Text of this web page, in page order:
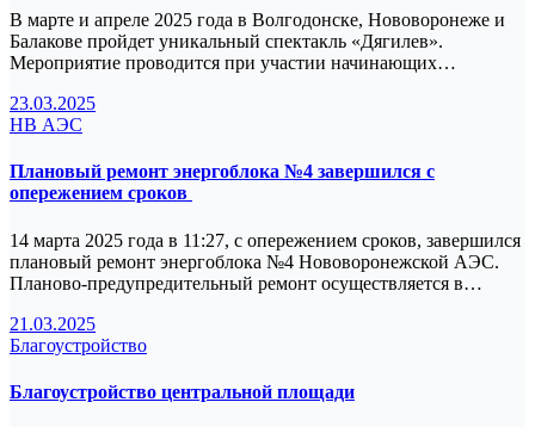
В марте и апреле 2025 года в Волгодонске, Нововоронеже и
Балакове пройдет уникальный спектакль «Дягилев».
Мероприятие проводится при участии начинающих…
23.03.2025
НВ АЭС
Плановый ремонт энергоблока №4 завершился с
опережением сроков
14 марта 2025 года в 11:27, с опережением сроков, завершился
плановый ремонт энергоблока №4 Нововоронежской АЭС.
Планово-предупредительный ремонт осуществляется в…
21.03.2025
Благоустройство
Благоустройство центральной площади